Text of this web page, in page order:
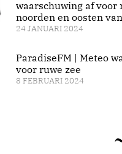
waarschuwing af voor
noorden en oosten
24 JANUARI 2024
ParadiseFM | Meteo
voor ruwe zee
8 FEBRUARI 2024